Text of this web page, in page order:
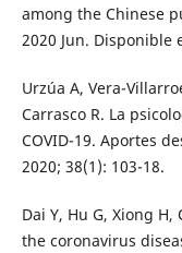
among the Chinese
2020 Jun. Disponible
Urzúa A, Vera-
Carrasco R. La
COVID-19. Aportes
2020; 38(1): 103-18.
Dai Y, Hu G, Xiong
the coronavirus